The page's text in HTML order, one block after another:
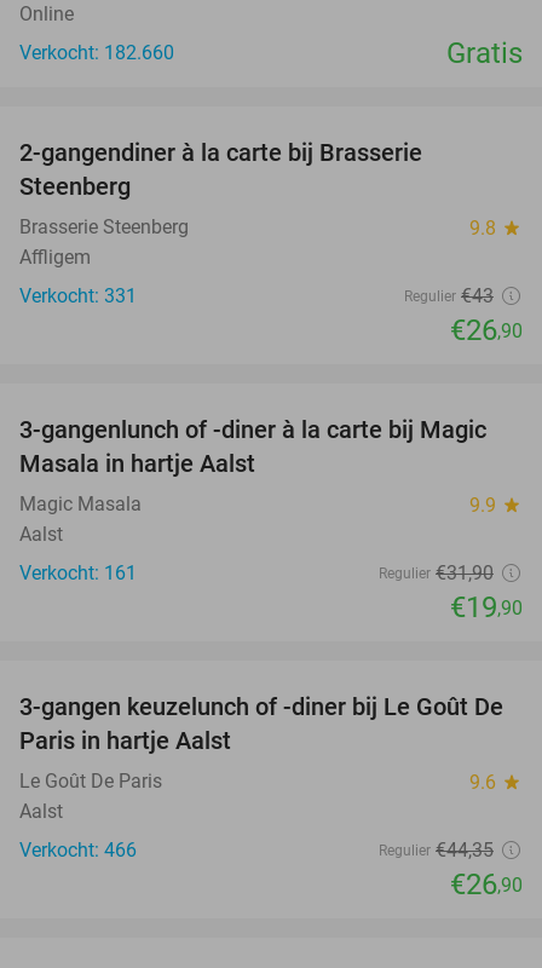
Online
Verkocht: 182.660
Gratis
2-gangendiner à la carte bij Brasserie
Steenberg
Brasserie Steenberg 9.8 star
Affligem
Verkocht: 331
Regulier €43
€26,90
38%
3-gangenlunch of -diner à la carte bij Magic
Masala in hartje Aalst
Magic Masala 9.9 star
Aalst
Verkocht: 161
Regulier €31,90
€19,90
39%
3-gangen keuzelunch of -diner bij Le Goût De
Paris in hartje Aalst
Le Goût De Paris 9.6 star
Aalst
Verkocht: 466
Regulier €44,35
€26,90